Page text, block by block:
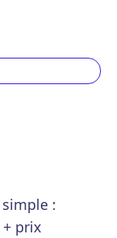
:
prix